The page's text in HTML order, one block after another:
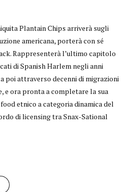
Plantain Chips arriverà sugli
americana, porterà con sé
Rappresenterà l’ultimo capitolo
di Spanish Harlem negli anni
poi attraverso decenni di migrazioni
e ora pronta a completare la sua
etnico a categoria dinamica del
di licensing tra Snax-Sational